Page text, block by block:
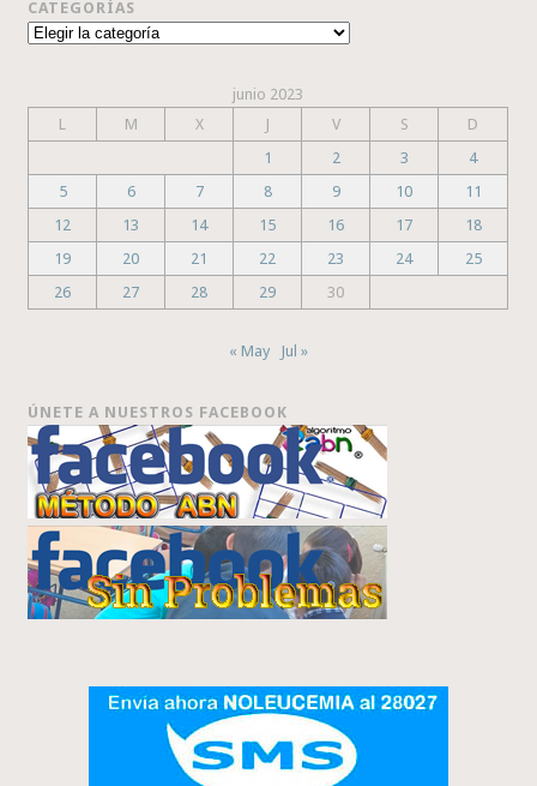
CATEGORÍAS
Categorías
junio 2023
L
M X J V S
D
1
2 3
4
5
6 7 8 9 10
11
12
13 14 15 16 17
18
19
20 21 22 23 24
25
26
27 28 29 30
« May Jul »
ÚNETE A NUESTROS FACEBOOK